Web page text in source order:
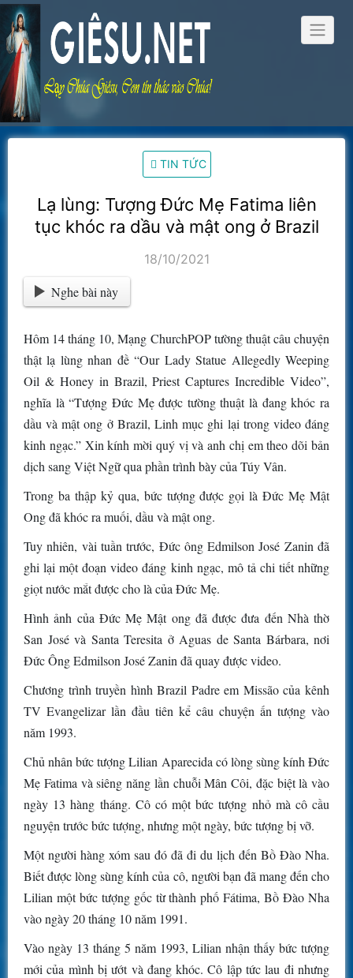
Skip
to
content
TIN TỨC
Lạ lùng: Tượng Đức Mẹ Fatima liên
tục khóc ra dầu và mật ong ở Brazil
18/10/2021
Nghe bài này
Hôm 14 tháng 10, Mạng ChurchPOP tường thuật câu chuyện
thật lạ lùng nhan đề “Our Lady Statue Allegedly Weeping
Oil & Honey in Brazil, Priest Captures Incredible Video”,
nghĩa là “Tượng Đức Mẹ được tường thuật là đang khóc ra
dầu và mật ong ở Brazil, Linh mục ghi lại trong video đáng
kinh ngạc.” Xin kính mời quý vị và anh chị em theo dõi bản
dịch sang Việt Ngữ qua phần trình bày của Túy Vân.
Trong ba thập kỷ qua, bức tượng được gọi là Đức Mẹ Mật
Ong đã khóc ra muối, dầu và mật ong.
Tuy nhiên, vài tuần trước, Đức ông Edmilson José Zanin đã
ghi lại một đoạn video đáng kinh ngạc, mô tả chi tiết những
giọt nước mắt được cho là của Đức Mẹ.
Hình ảnh của Đức Mẹ Mật ong đã được đưa đến Nhà thờ
San José và Santa Teresita ở Aguas de Santa Bárbara, nơi
Đức Ông Edmilson José Zanin đã quay được video.
Chương trình truyền hình Brazil Padre em Missão của kênh
TV Evangelizar lần đầu tiên kể câu chuyện ấn tượng vào
năm 1993.
Chủ nhân bức tượng Lilian Aparecida có lòng sùng kính Đức
Mẹ Fatima và siêng năng lần chuỗi Mân Côi, đặc biệt là vào
ngày 13 hàng tháng. Cô có một bức tượng nhỏ mà cô cầu
nguyện trước bức tượng, nhưng một ngày, bức tượng bị vỡ.
Một người hàng xóm sau đó đã đi du lịch đến Bồ Đào Nha.
Biết được lòng sùng kính của cô, người bạn đã mang đến cho
Lilian một bức tượng gốc từ thành phố Fátima, Bồ Đào Nha
vào ngày 20 tháng 10 năm 1991.
Vào ngày 13 tháng 5 năm 1993, Lilian nhận thấy bức tượng
mới của mình bị ướt và đang khóc. Cô lập tức lau đi nhưng